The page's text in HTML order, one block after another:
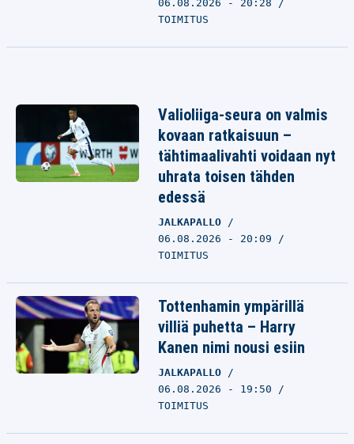
06.08.2026 - 20:28
TOIMITUS
Valioliiga-seura on valmis
kovaan ratkaisuun –
tähtimaalivahti voidaan nyt
uhrata toisen tähden
edessä
JALKAPALLO
06.08.2026 - 20:09
TOIMITUS
Tottenhamin ympärillä
villiä puhetta – Harry
Kanen nimi nousi esiin
JALKAPALLO
06.08.2026 - 19:50
TOIMITUS